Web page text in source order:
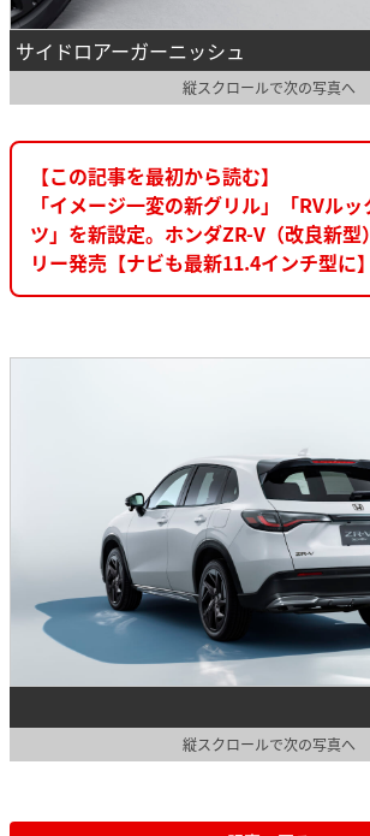
サイドロアーガーニッシュ
縦スクロールで次の写真へ
【この記事を最初から読む】
「イメージ一変の新グリル」「RVル
ツ」を新設定。ホンダZR-V（改良新型
リー発売【ナビも最新11.4インチ型に】
縦スクロールで次の写真へ